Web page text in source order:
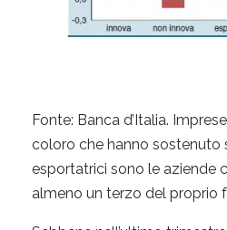
Fonte: Banca d’Italia.
coloro che hanno sostenuto
esportatrici sono le aziende
almeno un terzo del proprio